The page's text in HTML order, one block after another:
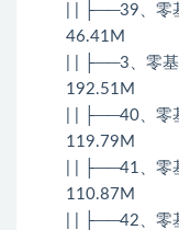
| | ├──39、零
46.41M
| | ├──3、零
192.51M
| | ├──40、零
119.79M
| | ├──41、零
110.87M
| | ├──42、零